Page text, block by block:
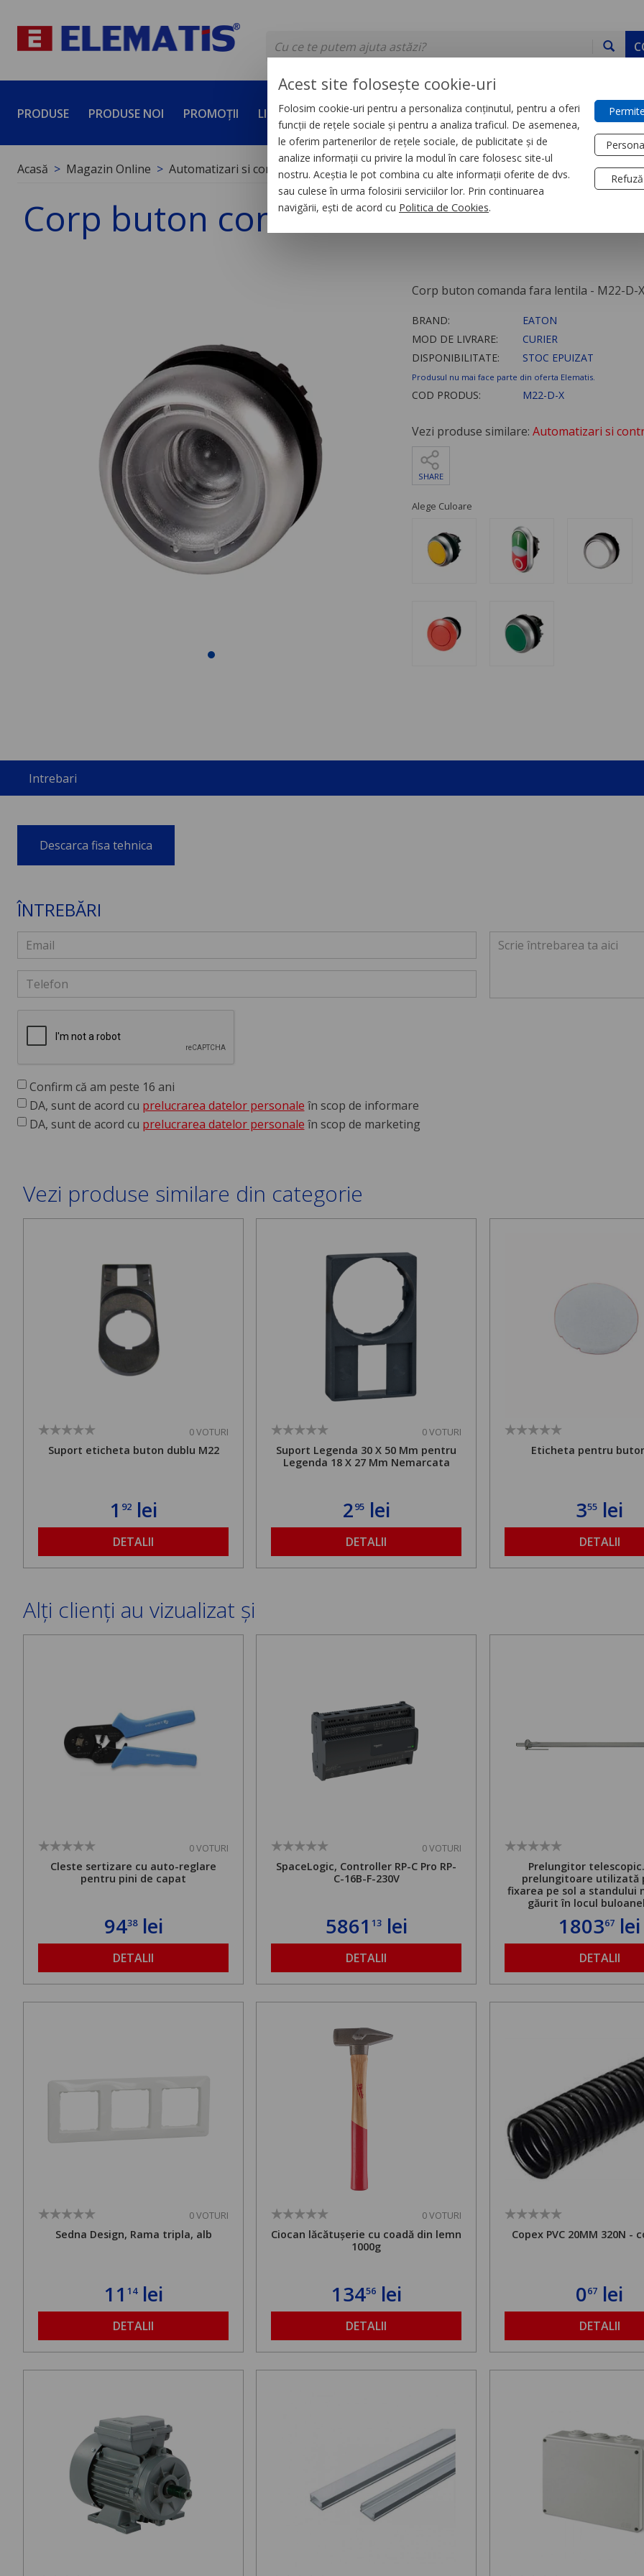
PRODUSE PRODUSE NOI PROMOȚII LICHIDĂRI DE STOC SERVICII DEVINO PARTENER CONTACT
Acasă Magazin Online Automatizari si control industrial Butoane si lampi
Corp buton comanda fara lentila
Corp buton comanda fara lentila - M22-D-X
BRAND:
EATON
MOD DE LIVRARE:
CURIER
DISPONIBILITATE:
STOC EPUIZAT
Produsul nu mai face parte din oferta Elematis.
COD PRODUS: M22-D-X
Vezi produse similare: Automatizari si
SHARE
Alege Culoare
Intrebari
Descarca fisa tehnica
ÎNTREBĂRI
Confirm că am peste 16 ani
DA, sunt de acord cu prelucrarea datelor personale în scop de informare
DA, sunt de acord cu prelucrarea datelor personale în scop de marketing
Vezi produse similare din categorie
0 VOTURI
Suport eticheta buton dublu M22
1 92lei
DETALII
0 VOTURI
Suport Legenda 30 X 50 Mm pentru
Legenda 18 X 27 Mm Nemarcata
295lei
DETALII
Eticheta pentru
355 lei
DETALII
Alți clienți au vizualizat și
0 VOTURI
Cleste sertizare cu auto-reglare
pentru pini de capat
9438lei
DETALII
0 VOTURI
SpaceLogic, Controller RP-C Pro RP-
C-16B-F-230V
5861 13lei
DETALII
Prelungitor
prelungitoare utilizată
fixarea pe sol a standului
găurit în locul
ancorare. Greutate
de 500 kg și înălțime
180367 lei
DETALII
0 VOTURI
Sedna Design, Rama tripla, alb
11 14lei
DETALII
0 VOTURI
Ciocan lăcătușerie cu coadă din lemn
1000g
13456lei
DETALII
Copex PVC 20MM 320N -
067 lei
DETALII
Acest site folosește cookie-uri
Folosim cookie-uri pentru a personaliza conținutul, pentru a oferi
funcții de rețele sociale și pentru a analiza traficul. De asemenea,
le oferim partenerilor de rețele sociale, de publicitate și de
analize informații cu privire la modul în care folosesc site-ul
nostru. Aceștia le pot combina cu alte informații oferite de dvs.
sau culese în urma folosirii serviciilor lor. Prin continuarea
navigării, ești de acord cu Politica de Cookies.